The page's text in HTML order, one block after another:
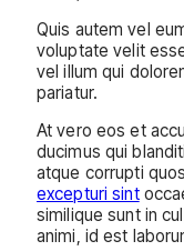
Quis autem vel
voluptate velit
vel illum qui
pariatur.
At vero eos et
ducimus qui
atque corrupti
excepturi sint
similique sunt in
animi, id est